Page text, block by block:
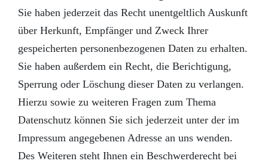
Sie haben jederzeit das Recht unentgeltlich Auskunft
über Herkunft, Empfänger und Zweck Ihrer
gespeicherten personenbezogenen Daten zu erhalten.
Sie haben außerdem ein Recht, die Berichtigung,
Sperrung oder Löschung dieser Daten zu verlangen.
Hierzu sowie zu weiteren Fragen zum Thema
Datenschutz können Sie sich jederzeit unter der im
Impressum angegebenen Adresse an uns wenden.
Des Weiteren steht Ihnen ein Beschwerderecht bei